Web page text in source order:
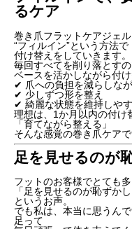
るケア
巻き爪フラットケアジェル
“フィルイン”という方法で
付け替えをしていきます。
毎回すべてを削り落とすの
ベースを活かしながら付け
✔ 爪への負担を減らしな
✔ 少しずつ形を整え
✔ 綺麗な状態を維持しや
理想は、1か月以内の付け
「育てながら整える」
そんな感覚の巻き爪ケアで
足を見せるのが
フットのお客様でとても
「足を見せるのが恥ずか
というお声。
でも私は、本当に思うんで
足って